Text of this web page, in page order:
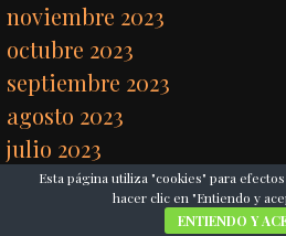
noviembre 2023
octubre 2023
septiembre 2023
agosto 2023
julio 2023
junio 2023
Esta página utiliza "cookies" para
hacer clic en "Entiendo y
ENTIENDO Y